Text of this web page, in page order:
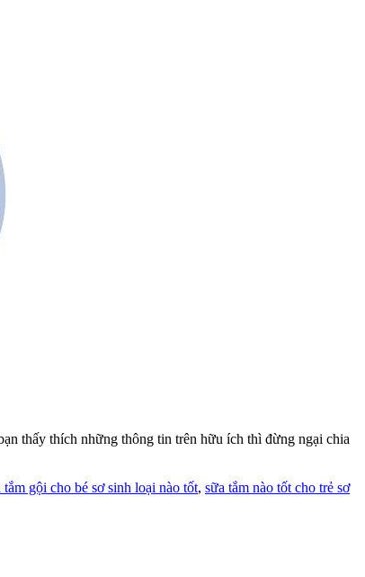
thấy thích những thông tin trên hữu ích thì đừng ngại chia
tắm gội cho bé sơ sinh loại nào tốt, sữa tắm nào tốt cho trẻ sơ